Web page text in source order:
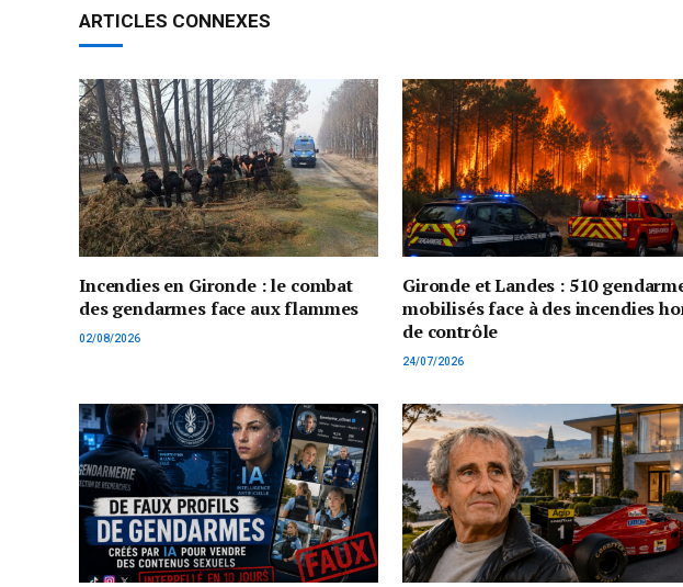
ARTICLES CONNEXES
Incendies en Gironde : le combat
des gendarmes face aux flammes
02/08/2026
Gironde et Landes : 510
mobilisés face à des incendies
de contrôle
24/07/2026